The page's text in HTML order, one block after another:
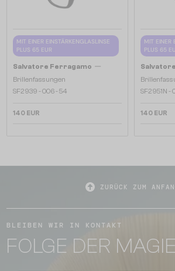
MIT EINER EINSTÄRKENGLASLINSE
PLUS 65 EUR
Salvatore Ferragamo —
Brillenfassungen
SF2939 - 006 - 54
140 EUR
MIT EINER
PLUS 65
SF2951N -
140 EUR
ZURÜCK ZUM
BLEIBEN WIR IN KONTAKT
FOLGE DER MAGIE